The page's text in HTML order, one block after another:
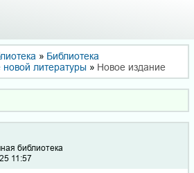
» Библиотека
новой литературы » Новое издание
библиотека
11:57